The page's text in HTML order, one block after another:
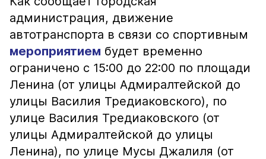
администрация, движение
автотранспорта в связи со спортивным
мероприятием будет временно
ограничено с 15:00 до 22:00 по площади
Ленина (от улицы Адмиралтейской до
улицы Василия Тредиаковского), по
улице Василия Тредиаковского (от
улицы Адмиралтейской до улицы
Ленина), по улице Мусы Джалиля (от